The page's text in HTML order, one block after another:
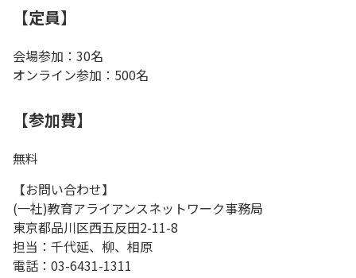
【定員】
会場参加：30名
オンライン参加：500名
【参加費】
無料
【お問い合わせ】
(一社)教育アライアンスネットワーク事務局
東京都品川区西五反田2-11-8
担当：千代延、柳、相原
電話：03-6431-1311